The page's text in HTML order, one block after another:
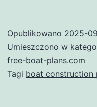
Opublikowano 2025-
Umieszczono w
free-boat-plans.com
Tagi boat construction